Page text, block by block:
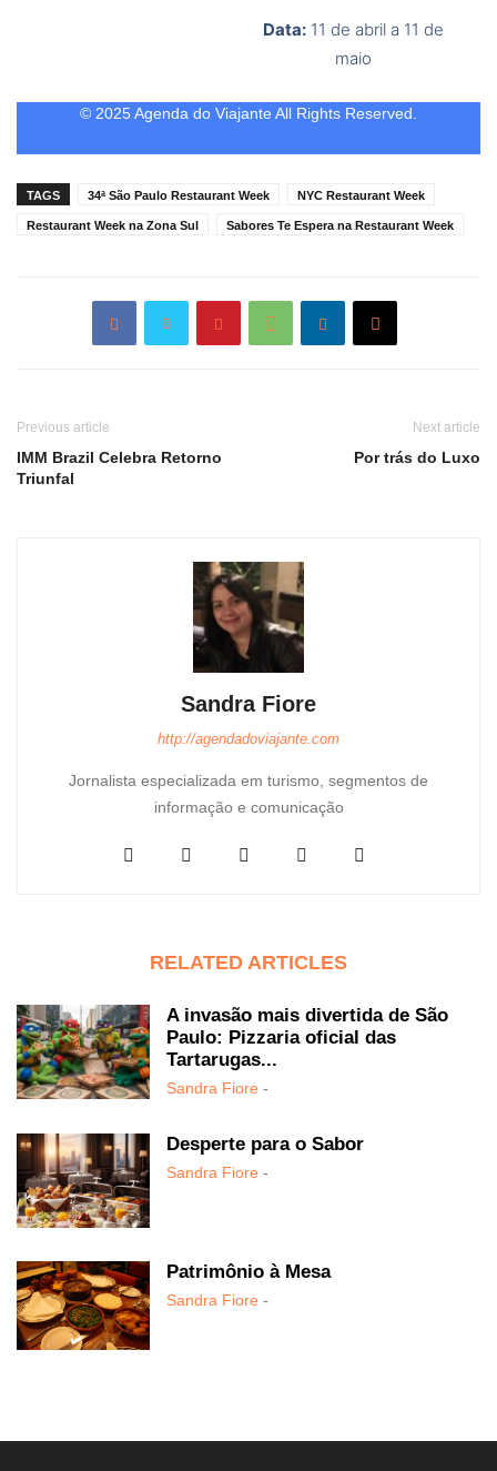
Data:11 de abril a 11 de
maio
© 2025 Agenda do Viajante All Rights Reserved.
TAGS 34ª São Paulo Restaurant Week NYC Restaurant Week
Restaurant Week na Zona Sul Sabores Te Espera na Restaurant Week
Previous article
IMM Brazil Celebra Retorno
Triunfal
Next article
Por trás do Luxo
Sandra Fiore
http://agendadoviajante.com
Jornalista especializada em turismo, segmentos de
informação e comunicação
RELATED ARTICLES
A invasão mais divertida de São
Paulo: Pizzaria oficial das
Tartarugas...
Sandra Fiore -
Desperte para o Sabor
Sandra Fiore -
Patrimônio à Mesa
Sandra Fiore -